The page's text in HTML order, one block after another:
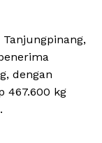
dengan
467.600 kg